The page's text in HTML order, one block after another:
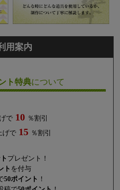
用案内
ト特典について
で 10 ％割引
げで 15 ％割引
プレゼント！
ト を付与
50ポイント ！